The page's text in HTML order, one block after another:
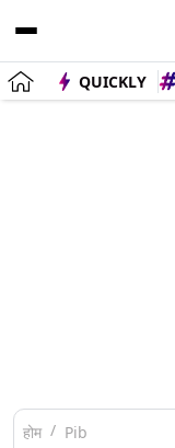
QUICKLY
होम Pib